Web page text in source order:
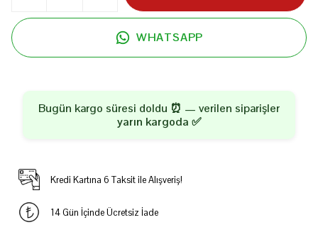
WHATSAPP
Bugün kargo süresi doldu ⏰ — verilen siparişler
yarın kargoda ✅
Kredi Kartına 6 Taksit ile Alışveriş!
14 Gün İçinde Ücretsiz İade